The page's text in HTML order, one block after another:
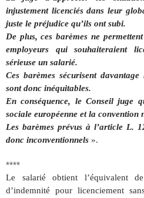
injustement licenciés dans leur
juste le préjudice qu’ils ont subi.
De plus, ces barèmes ne
employeurs qui souhaiteraient
sérieuse un salarié.
Ces barèmes sécurisent
sont donc inéquitables.
En conséquence, le Conseil juge
sociale européenne et la convention
Les barèmes prévus à l’article L.
donc inconventionnels ».
****
Le salarié obtient l’équivalent
d’indemnité pour licenciement